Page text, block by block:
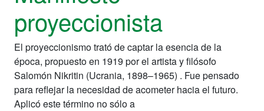
proyeccionista
El proyeccionismo trató de captar la esencia de la
época, propuesto en 1919 por el artista y filósofo
Salomón Nikritin (Ucrania, 1898–1965) . Fue pensado
para reflejar la necesidad de acometer hacia el futuro.
Aplicó este término no sólo a